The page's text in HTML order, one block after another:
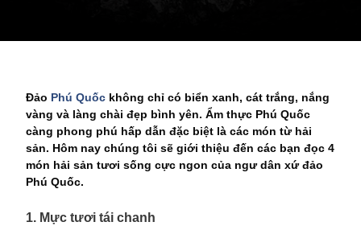
Đảo Phú Quốc không chỉ có biển xanh, cát trắng, nắng
vàng và làng chài đẹp bình yên. Ẩm thực Phú Quốc
càng phong phú hấp dẫn đặc biệt là các món từ hải
sản. Hôm nay chúng tôi sẽ giới thiệu đến các bạn đọc 4
món hải sản tươi sống cực ngon của ngư dân xứ đảo
Phú Quốc.
1. Mực tươi tái chanh